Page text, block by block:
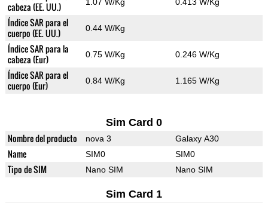
cabeza (EE. UU.)
Índice SAR para el
cuerpo (EE. UU.)
0.44 W/Kg
Índice SAR para la
cabeza (Eur)
0.75 W/Kg 0.246 W/Kg
Índice SAR para el
cuerpo (Eur)
0.84 W/Kg 1.165 W/Kg
Sim Card 0
Nombre del producto nova 3 Galaxy A30
Name SIM0 SIM0
Tipo de SIM Nano SIM Nano SIM
Sim Card 1